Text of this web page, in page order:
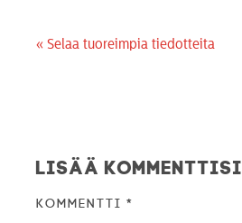
« Selaa tuoreimpia tiedotteita
Lisää kommenttisi
Kommentti*